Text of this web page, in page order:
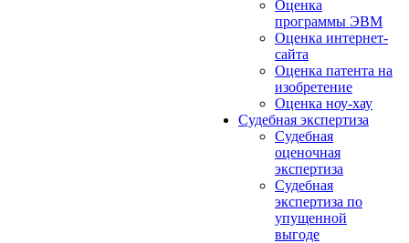
Оценка
программы ЭВМ
Оценка интернет-
сайта
Оценка патента на
изобретение
Оценка ноу-хау
Судебная экспертиза
Судебная
оценочная
экспертиза
Судебная
экспертиза по
упущенной
выгоде